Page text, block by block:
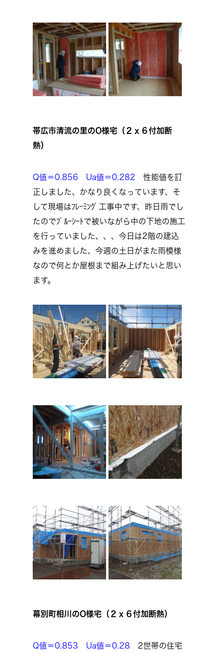
帯広市清流の里のO様宅（２ｘ６付加断
熱）
Q値＝0.856 Ua値＝0.282 性能値を訂
正しました、かなり良くなっています、そ
して現場はﾌﾚｰﾐﾝｸﾞ工事中です、昨日雨でし
たのでﾌﾞﾙｰｼｰﾄで被いながら中の下地の施工
を行っていました、、、今日は2階の建込
みを進めました、今週の土日がまた雨模様
なので何とか屋根まで組み上げたいと思い
ます。
幕別町相川のO様宅（２ｘ６付加断熱）
Q値＝0.853 Ua値＝0.28 2世帯の住宅